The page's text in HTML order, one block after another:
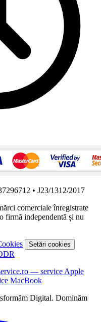
• J23/1312/2017
comerciale înregistrate
independentă și nu
Setări cookies
— service Apple
MacBook
Digital. Dominăm